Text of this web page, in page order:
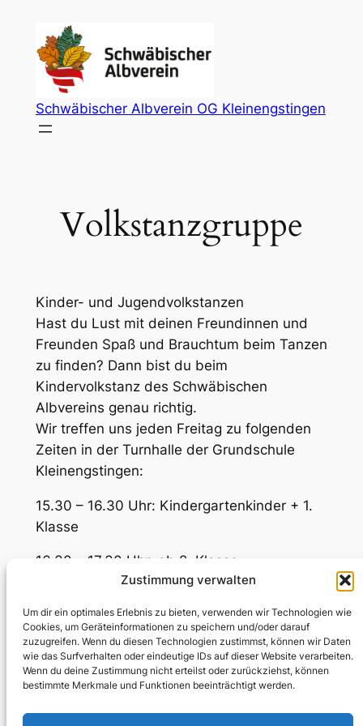
Zustimmung verwalten
Um dir ein optimales Erlebnis zu bieten, verwenden wir Technologien wie
Cookies, um Geräteinformationen zu speichern und/oder darauf
zuzugreifen. Wenn du diesen Technologien zustimmst, können wir Daten
wie das Surfverhalten oder eindeutige IDs auf dieser Website verarbeiten.
Wenn du deine Zustimmung nicht erteilst oder zurückziehst, können
bestimmte Merkmale und Funktionen beeinträchtigt werden.
springen
Schwäbischer Albverein OG Kleinengstingen
Volkstanzgruppe
Kinder- und Jugendvolkstanzen
Hast du Lust mit deinen Freundinnen und
Freunden Spaß und Brauchtum beim Tanzen
zu finden? Dann bist du beim
Kindervolkstanz des Schwäbischen
Albvereins genau richtig.
Wir treffen uns jeden Freitag zu folgenden
Zeiten in der Turnhalle der Grundschule
Kleinengstingen:
15.30 – 16.30 Uhr: Kindergartenkinder + 1.
Klasse
16.30 – 17.30 Uhr: ab 2. Klasse
Gesichter.
Zurück zu „Über uns“
Datenschutzerklärung
Facebook